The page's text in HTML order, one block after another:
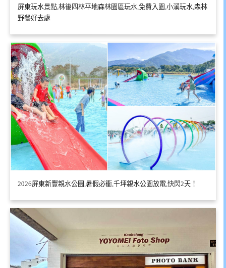
屏東玩水景點,林後四林平地森林園區玩水,免費入園,小溪玩水,森林
野餐好去處
2026屏東新豐親水公園,暑假必衝,千坪親水公園放電,快閃2天！